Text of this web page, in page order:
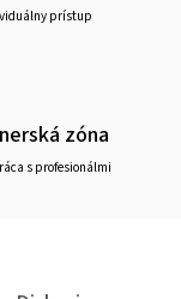
prístup
zóna
s profesionálmi